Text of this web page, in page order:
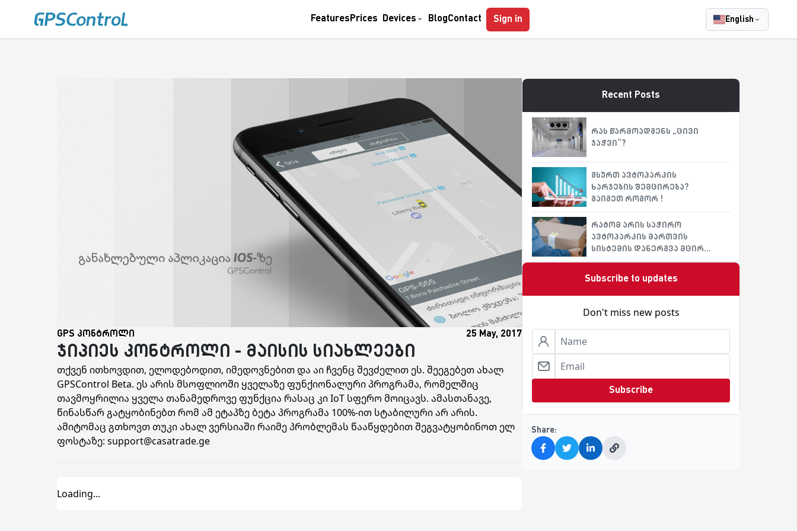
Casatrade About us Career GPS Control Parkcontrol Myclock Tempohub
Features Prices Devices BlogContact Sign in English
GPS კონტროლი 25 May, 2017
ჯიპიეს კონტროლი - მაისის სიახლეები
თქვენ ითხოვდით, ელოდებოდით, იმედოვნებით და აი ჩვენც შევძელით ეს. შეეგებეთ ახალ
GPSControl Beta. ეს არის მსოფლიოში ყველაზე ფუნქიონალური პროგრამა, რომელშიც
თავმოყრილია ყველა თანამედროვე ფუნქცია რასაც კი IoT სფერო მოიცავს. ამასთანავე,
წინასწარ გატყობინებთ რომ ამ ეტაპზე ბეტა პროგრამა 100%-ით სტაბილური არ არის.
ამიტომაც გთხოვთ თუკი ახალ ვერსიაში რაიმე პრობლემას წააწყდებით შეგვატყობინოთ ელ
ფოსტაზე: support@casatrade.ge
Recent Posts
რას წარმოადგენს „ცივი
ჯაჭვი“?
გსურთ ავტოპარკის
ხარჯების შემცირება?
გაიგეთ როგორ !
რატომ არის საჭირო
ავტოპარკის მართვის
სისტემის დანერგვა მცირე
ბიზნესისთვის?
Subscribe to updates
Don't miss new posts
Subscribe
Share: